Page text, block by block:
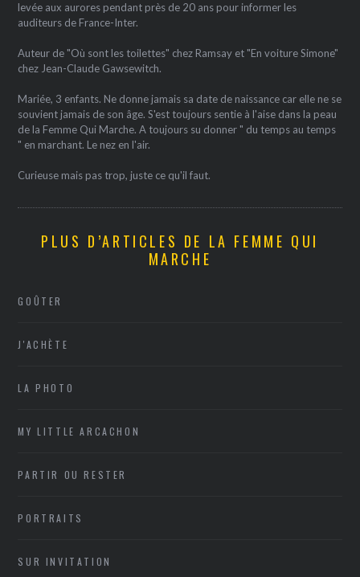
levée aux aurores pendant près de 20 ans pour informer les
auditeurs de France-Inter.
Auteur de "Où sont les toilettes" chez Ramsay et "En voiture Simone"
chez Jean-Claude Gawsewitch.
Mariée, 3 enfants. Ne donne jamais sa date de naissance car elle ne se
souvient jamais de son âge. S'est toujours sentie à l'aise dans la peau
de la Femme Qui Marche. A toujours su donner " du temps au temps
" en marchant. Le nez en l'air.
Curieuse mais pas trop, juste ce qu'il faut.
PLUS D’ARTICLES DE LA FEMME QUI
MARCHE
GOÛTER
J'ACHÈTE
LA PHOTO
MY LITTLE ARCACHON
PARTIR OU RESTER
PORTRAITS
SUR INVITATION